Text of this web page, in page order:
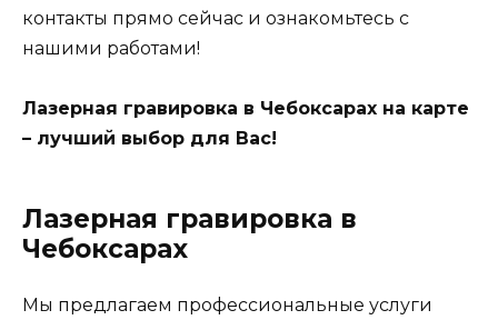
контакты прямо сейчас и ознакомьтесь с
нашими работами!
Лазерная гравировка в Чебоксарах на карте
– лучший выбор для Вас!
Лазерная гравировка в
Чебоксарах
Мы предлагаем профессиональные услуги